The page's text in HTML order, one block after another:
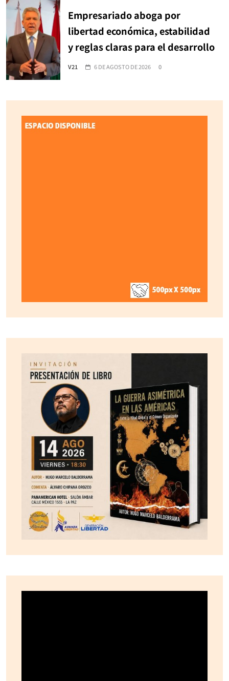
Empresariado aboga por
libertad económica, estabilidad
y reglas claras para el desarrollo
V21 6 DE AGOSTO DE 2026 0